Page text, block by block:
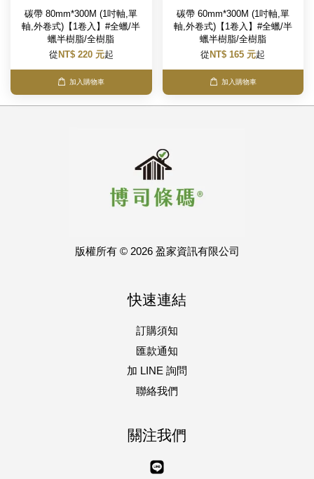
碳帶 80mm*300M (1吋軸,單
軸,外卷式)【1卷入】#全蠟/半
蠟半樹脂/全樹脂
從 NT$ 220 元起
加入購物車
碳帶 60mm*300M (1吋軸,單
軸,外卷式)【1卷入】#全蠟/半
蠟半樹脂/全樹脂
從 NT$ 165 元起
加入購物車
版權所有 © 2026 盈家資訊有限公司
快速連結
訂購須知
匯款通知
加 LINE 詢問
聯絡我們
關注我們